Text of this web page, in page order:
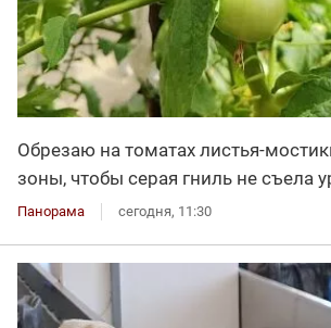
Обрезаю на томатах листья-
зоны, чтобы серая гниль не съела
Панорама сегодня, 11:30